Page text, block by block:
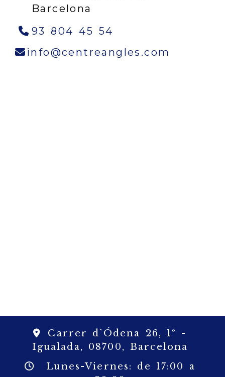
Barcelona
93 804 45 54
info
centreangles.com
Carrer d`Ódena 26, 1º -
Igualada, 08700,Barcelona
Lunes-Viernes: de 17:00 a